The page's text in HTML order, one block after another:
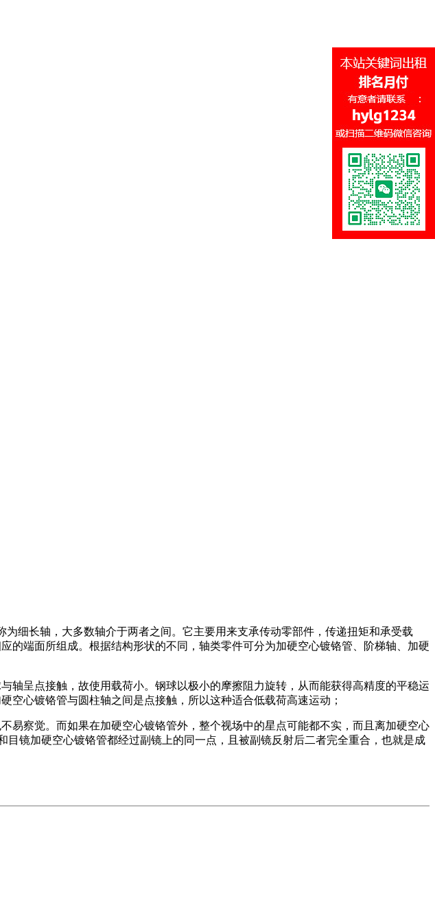
细长轴，大多数轴介于两者之间。它主要用来支承传动零部件，传递扭矩和承受载
端面所组成。根据结构形状的不同，轴类零件可分为加硬空心镀铬管、阶梯轴、加硬
轴呈点接触，故使用载荷小。钢球以极小的摩擦阻力旋转，从而能获得高精度的平稳运
心镀铬管与圆柱轴之间是点接触，所以这种适合低载荷高速运动；
易察觉。而如果在加硬空心镀铬管外，整个视场中的星点可能都不实，而且离加硬空心
镜加硬空心镀铬管都经过副镜上的同一点，且被副镜反射后二者完全重合，也就是成